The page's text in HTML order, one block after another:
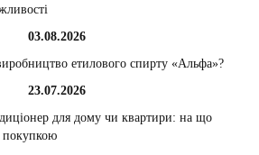
03.08.2026
етилового спирту «Альфа»?
23.07.2026
для дому чи квартири: на що
покупкою